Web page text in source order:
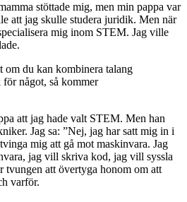
stöttade mig, men min pappa var
att jag skulle studera juridik. Men när
mig inom STEM. Jag ville
om du kan kombinera talang
något, så kommer
att jag hade valt STEM. Men han
Jag sa: ”Nej, jag har satt mig in i
mig att gå mot maskinvara. Jag
jag vill skriva kod, jag vill syssla
tvungen att övertyga honom om att
varför.